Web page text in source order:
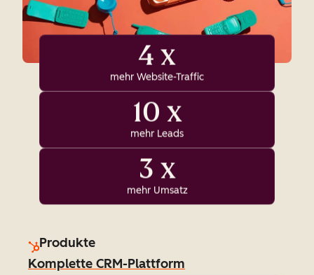
4 x
mehr Website-Traffic
10 x
mehr Leads
3 x
mehr Umsatz
Produkte
Komplette CRM-Plattform